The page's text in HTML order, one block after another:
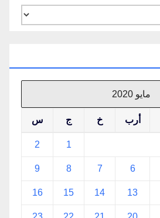
مايو 2020
أرب خ ج س
1
2
6
7
8
9
13
14
15
16